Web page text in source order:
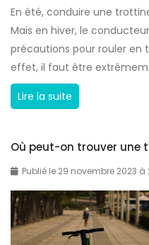
u
e
?
t
e
:
b
n
e
m
a
u
En été, conduire une
Mais en hiver, le
précautions pour rouler en
effet, il faut être
Lire la suite
t
t
i
n
e
Où peut-on trouver une
Publié le 29 novembre 2023 à